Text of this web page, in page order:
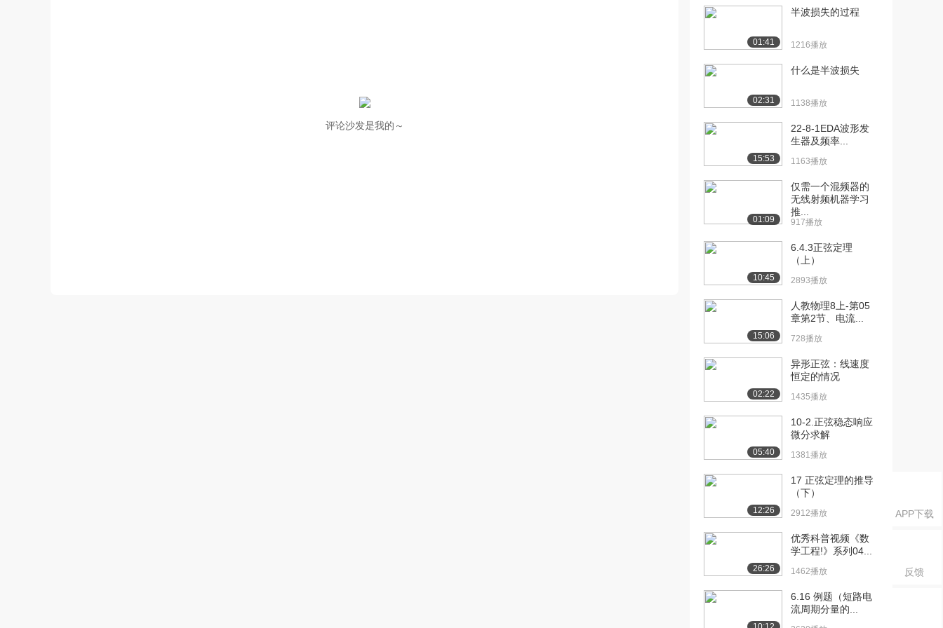
APP下载
反馈
评论沙发是我的～
3187播放
[11] 香农(Shannon)采样定
1496播放
[12] 香农(Shannon)采样定
1111播放
13:14
[13] 零阶保持器及信号复
14:38
[14] 零阶保持器及信号复
[15] 零阶保持器及信号复
14:29
[16] 简单时间函数的Z变化
18:44
[17] 简单时间函数的Z变化
（中）
18:50
[18] 简单时间函数的Z变化
（下）
（上）
（中）
01:41
半波损失的过程
1216播放
02:31
什么是半波损失
1138播放
15:53
22-8-1EDA波形发
生器及频率...
1163播放
01:09
仅需一个混频器的
无线射频机器学习
推...
917播放
10:45
6.4.3正弦定理
（上）
2893播放
15:06
人教物理8上-第05
章第2节、电流...
728播放
02:22
异形正弦：线速度
恒定的情况
1435播放
05:40
10-2.正弦稳态响应
微分求解
1381播放
12:26
17 正弦定理的推导
（下）
2912播放
26:26
优秀科普视频《数
学工程!》系列04...
1462播放
6.16 例题（短路电
流周期分量的...